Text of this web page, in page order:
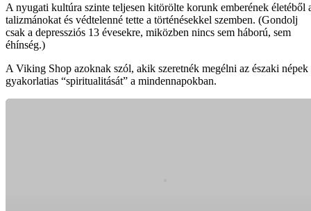
A nyugati kultúra szinte teljesen kitörölte korunk emberének életéből
talizmánokat és védtelenné tette a történésekkel szemben. (Gondolj
csak a depressziós 13 évesekre, miközben nincs sem háború, sem
éhínség.)
A Viking Shop azoknak szól, akik szeretnék megélni az északi népek
gyakorlatias “spiritualitását” a mindennapokban.